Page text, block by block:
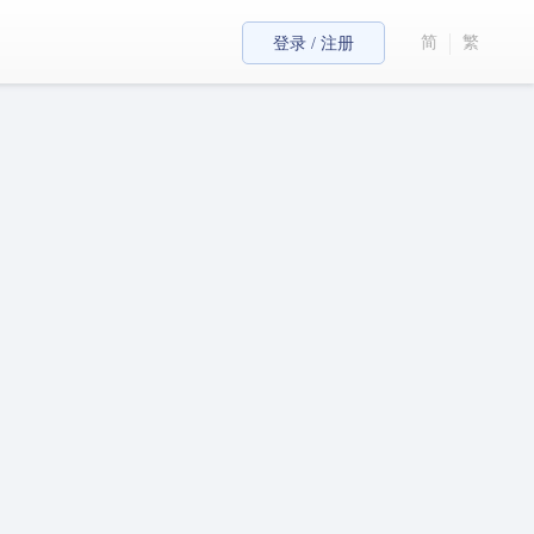
登录 / 注册 简 繁